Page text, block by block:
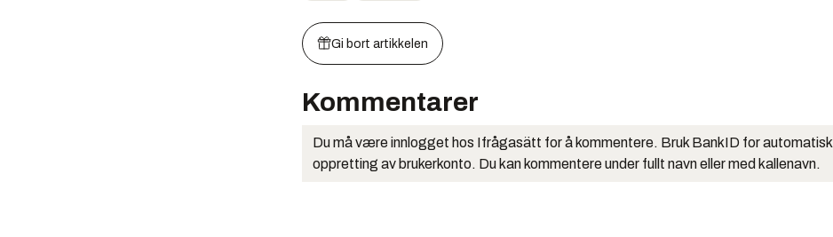
Gi bort artikkelen
Kommentarer
Du må være innlogget hos Ifrågasätt for å kommentere. Bruk BankID for automatisk
oppretting av brukerkonto. Du kan kommentere under fullt navn eller med kallenavn.